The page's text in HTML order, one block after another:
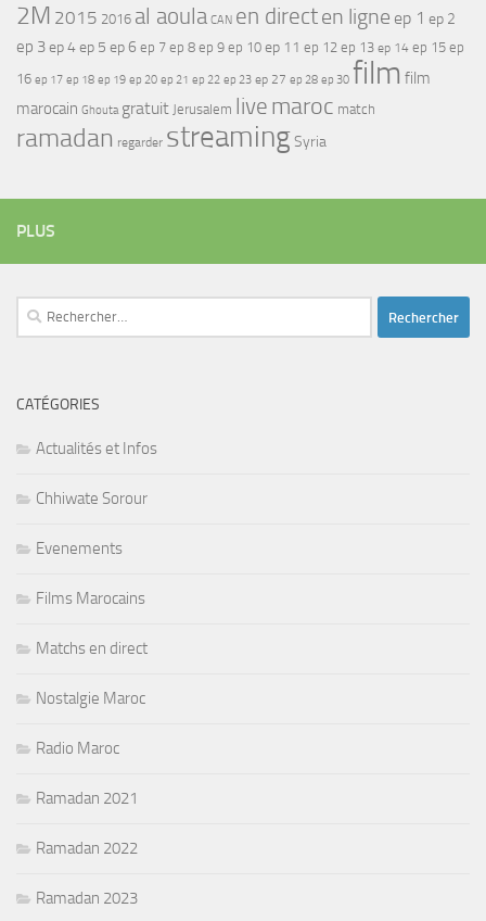
2M 2015 2016 al aoula CAN en directen ligne ep 1 ep 2
ep 3ep 4ep 5 ep 6 ep 7 ep 8 ep 9 ep 10 ep 11 ep 12 ep 13 ep 14 ep 15 ep
16 ep 17 ep 18 ep 19 ep 20 ep 21 ep 22 ep 23 ep 27 ep 28 ep 30 film film
marocain Ghouta gratuit Jerusalem live maroc match
ramadan regarder streamingSyria
PLUS
Rechercher :
CATÉGORIES
Actualités et Infos
Chhiwate Sorour
Evenements
Films Marocains
Matchs en direct
Nostalgie Maroc
Radio Maroc
Ramadan 2021
Ramadan 2022
Ramadan 2023